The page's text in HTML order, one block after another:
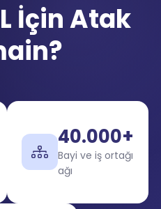
İçin Atak
40.000+
Bayi ve iş ortağı
ağı